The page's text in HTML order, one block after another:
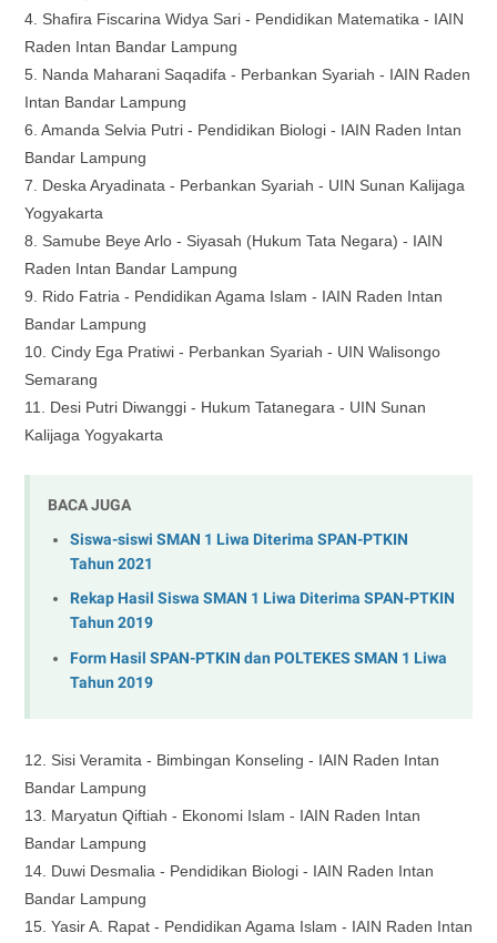
4. Shafira Fiscarina Widya Sari - Pendidikan Matematika - IAIN
Raden Intan Bandar Lampung
5. Nanda Maharani Saqadifa - Perbankan Syariah - IAIN Raden
Intan Bandar Lampung
6. Amanda Selvia Putri - Pendidikan Biologi - IAIN Raden Intan
Bandar Lampung
7. Deska Aryadinata - Perbankan Syariah - UIN Sunan Kalijaga
Yogyakarta
8. Samube Beye Arlo - Siyasah (Hukum Tata Negara) - IAIN
Raden Intan Bandar Lampung
9. Rido Fatria - Pendidikan Agama Islam - IAIN Raden Intan
Bandar Lampung
10. Cindy Ega Pratiwi - Perbankan Syariah - UIN Walisongo
Semarang
11. Desi Putri Diwanggi - Hukum Tatanegara - UIN Sunan
Kalijaga Yogyakarta
BACA JUGA
Siswa-siswi SMAN 1 Liwa Diterima SPAN-PTKIN
Tahun 2021
Rekap Hasil Siswa SMAN 1 Liwa Diterima SPAN-PTKIN
Tahun 2019
Form Hasil SPAN-PTKIN dan POLTEKES SMAN 1 Liwa
Tahun 2019
12. Sisi Veramita - Bimbingan Konseling - IAIN Raden Intan
Bandar Lampung
13. Maryatun Qiftiah - Ekonomi Islam - IAIN Raden Intan
Bandar Lampung
14. Duwi Desmalia - Pendidikan Biologi - IAIN Raden Intan
Bandar Lampung
15. Yasir A. Rapat - Pendidikan Agama Islam - IAIN Raden Intan